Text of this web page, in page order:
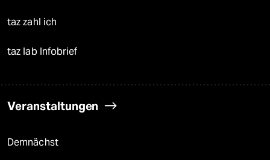
taz zahl ich
taz lab Infobrief
Veranstaltungen
Demnächst